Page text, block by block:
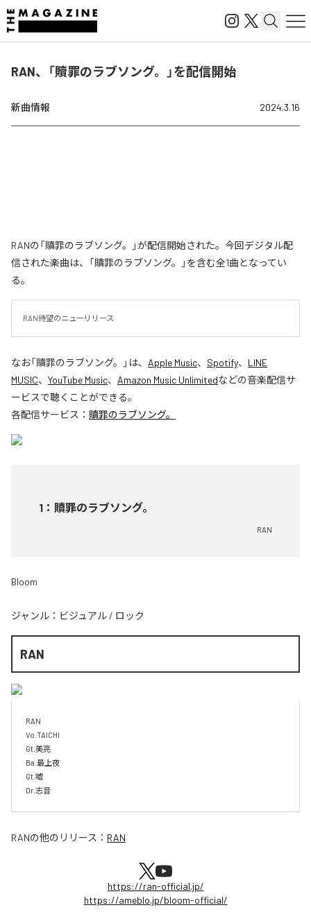
RAN、「贖罪のラブソング。」を配信開始
新曲情報 2024.3.16
RANの「贖罪のラブソング。」が配信開始された。今回デジタル配
信された楽曲は、「贖罪のラブソング。」を含む全1曲となってい
る。
RAN待望のニューリリース
なお「贖罪のラブソング。 」は、 Apple Music、 Spotify、 LINE
MUSIC、 YouTube Music、 Amazon Music Unlimitedなどの音楽配信サ
ービスで聴くことができる。
各配信サービス： 贖罪のラブソング。
1 ： 贖罪のラブソング。
RAN
Bloom
ジャンル： ビジュアル / ロック
RAN
RAN
Vo.TAICHI
Gt.美亮
Ba.最上夜
Gt.嘘
Dr.志音
RANの他のリリース： RAN
https://ran-official.jp/
https://ameblo.jp/bloom-official/